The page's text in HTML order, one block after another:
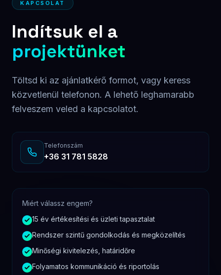
KAPCSOLAT
Indítsuk el a
projektünket
Töltsd ki az ajánlatkérő formot, vagy keress
közvetlenül telefonon. A lehető leghamarabb
felveszem veled a kapcsolatot.
Telefonszám
+36 31 781 5828
Miért válassz engem?
15 év értékesítési és üzleti tapasztalat
Rendszer szintű gondolkodás és megközelítés
Minőségi kivitelezés, határidőre
Folyamatos kommunikáció és riportolás